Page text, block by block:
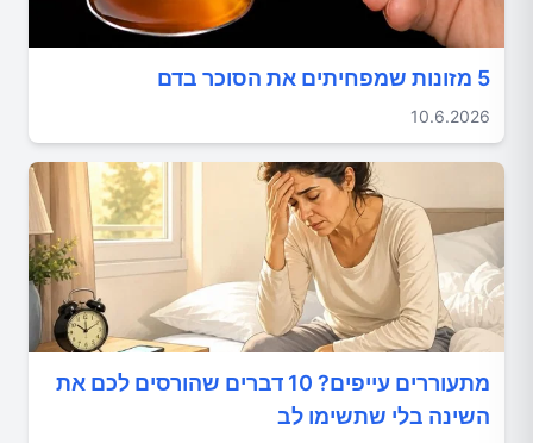
5 מזונות שמפחיתים את הסוכר בדם
10.6.2026
מתעוררים עייפים? 10 דברים שהורסים לכם את
השינה בלי שתשימו לב